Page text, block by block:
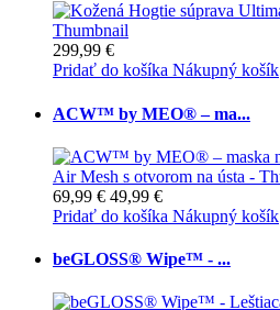
299,99 €
Pridať do košíka Nákupný košík
ACW™ by MEO® – ma...
69,99 € 49,99 €
Pridať do košíka Nákupný košík
beGLOSS® Wipe™ - ...